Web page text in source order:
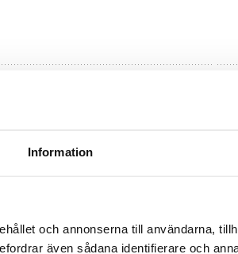
Information
och annonserna till användarna,
även sådana identifierare och
13/12 - 10000mAh, PD20W, QC3.0, USB, Typ-C
trådlösa
på den digitala displayen. Usams US-CD171PB62
som Power Delivery 20W, Quick Charge 3.0,